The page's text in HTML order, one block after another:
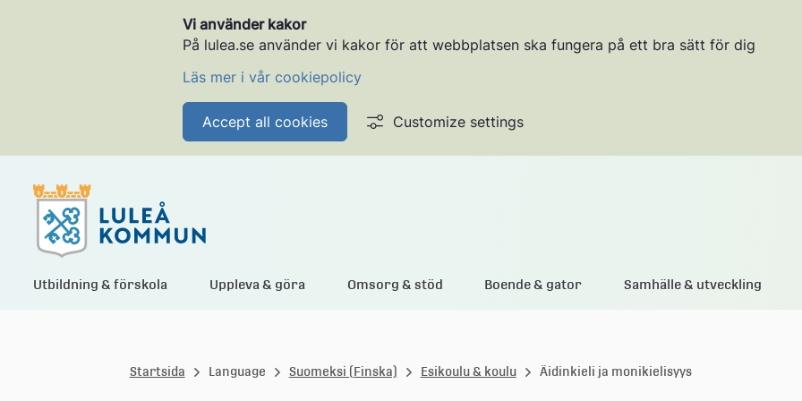
Vi använder kakor
På lulea.se använder vi kakor för att webbplatsen ska fungera på ett bra sätt för dig
Läs mer i vår cookiepolicy
Accept all cookies Customize settings
L
Utbildning & förskola Uppleva & göra Omsorg & stöd Boende & gator Samhälle & utveckling
Startsida Language Suomeksi (Finska) Esikoulu & koulu Äidinkieli ja monikielisyys